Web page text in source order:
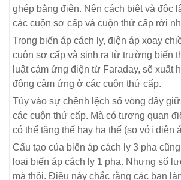
ghép bằng điện. Nên cách biệt và độc
các cuộn sơ cấp và cuộn thứ cấp rời
Trong biến áp cách ly, điện áp xoay
cuộn sơ cấp và sinh ra từ trường biến
luật cảm ứng điện từ Faraday, sẽ xuất
động cảm ứng ở các cuộn thứ cấp.
Tùy vào sự chênh lệch số vòng dây
các cuộn thứ cấp. Mà có tương quan
có thể tăng thế hay hạ thế (so với điện
Cấu tạo của biến áp cách ly 3 pha
loại biến áp cách ly 1 pha. Nhưng số
mà thôi. Điều này chắc rằng các bạn